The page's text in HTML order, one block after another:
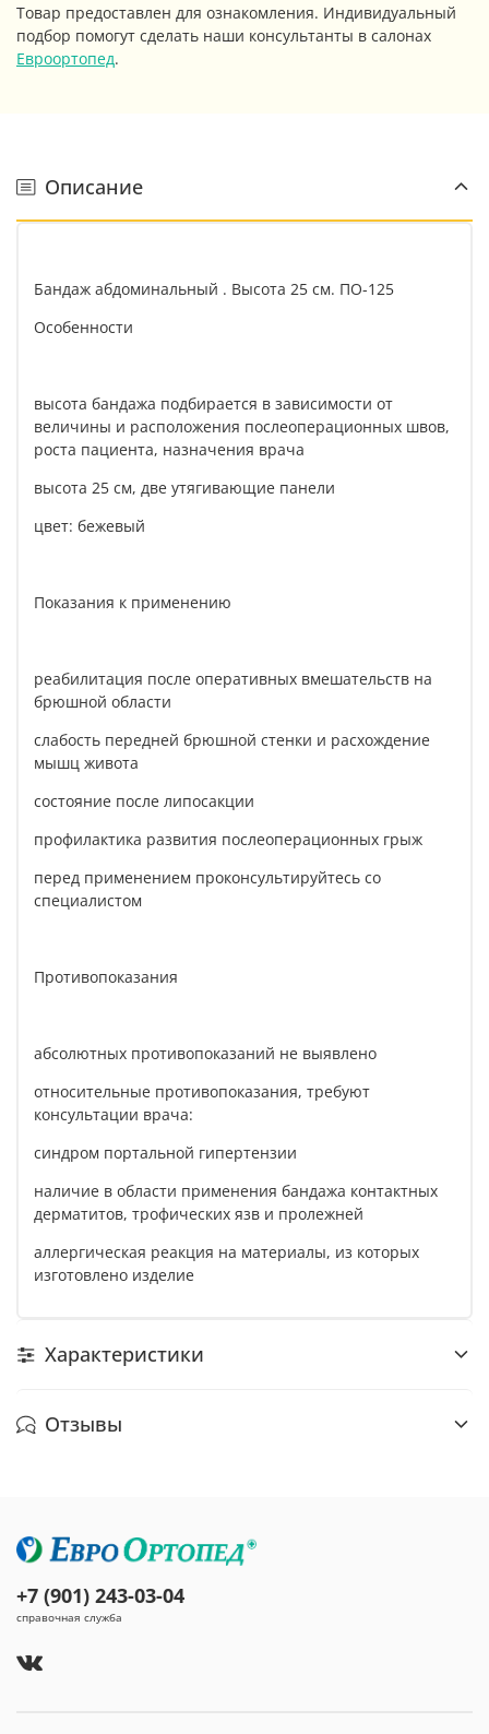
Товар предоставлен для ознакомления. Индивидуальный
подбор помогут сделать наши консультанты в салонах
Евроортопед.
Описание
Бандаж абдоминальный . Высота 25 см. ПО-125
Особенности
высота бандажа подбирается в зависимости от
величины и расположения послеоперационных швов,
роста пациента, назначения врача
высота 25 см, две утягивающие панели
цвет: бежевый
Показания к применению
реабилитация после оперативных вмешательств на
брюшной области
слабость передней брюшной стенки и расхождение
мышц живота
состояние после липосакции
профилактика развития послеоперационных грыж
перед применением проконсультируйтесь со
специалистом
Противопоказания
абсолютных противопоказаний не выявлено
относительные противопоказания, требуют
консультации врача:
синдром портальной гипертензии
наличие в области применения бандажа контактных
дерматитов, трофических язв и пролежней
аллергическая реакция на материалы, из которых
изготовлено изделие
Характеристики
Отзывы
+7 (901) 243-03-04
справочная служба